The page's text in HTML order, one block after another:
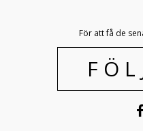
För att få de